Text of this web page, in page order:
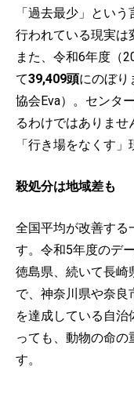
「過去最少」とい
行われている現実は
また、令和6年度（
て39,409頭にのぼり
協会Eva）。センタ
るわけではありま
「行き場をなくす
殺処分は地域差も
全国平均が改善する
す。令和5年度のデ
徳島県、続いて長崎
で、神奈川県や奈良
を達成している自
っても、動物の命
す。